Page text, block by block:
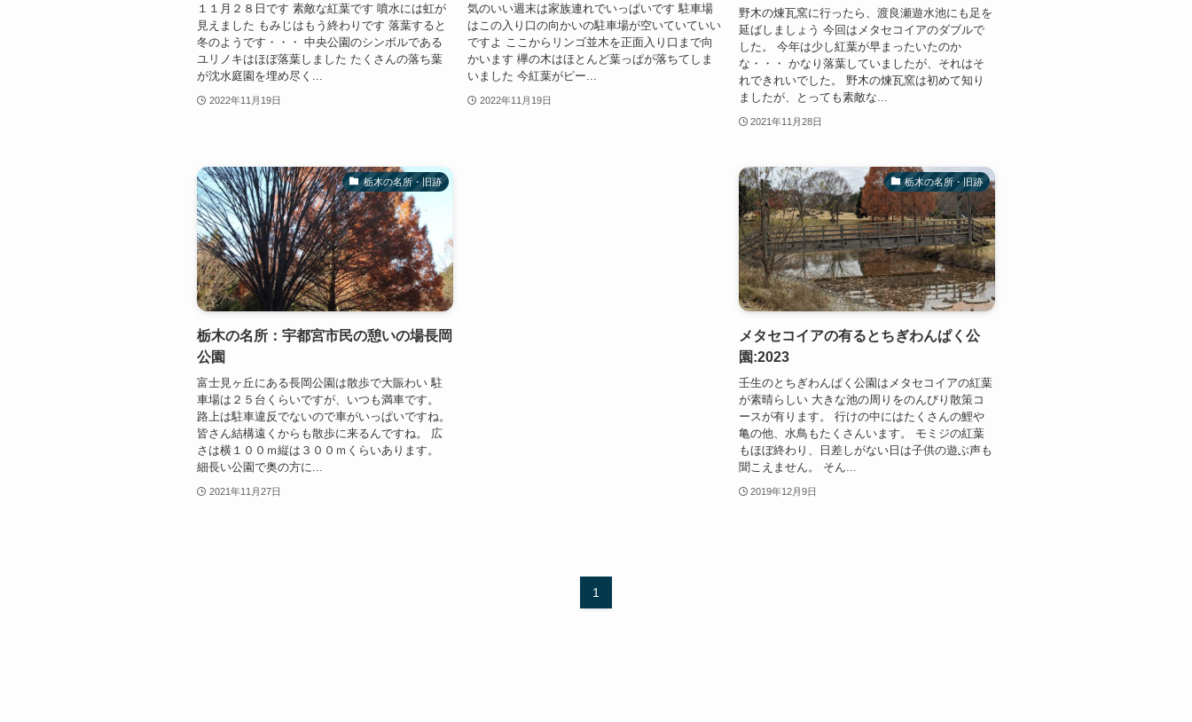
１１月２８日です 素敵な紅葉です 噴水には虹が
見えました もみじはもう終わりです 落葉すると
冬のようです・・・ 中央公園のシンボルである
ユリノキはほぼ落葉しました たくさんの落ち葉
が沈水庭園を埋め尽く...
2022年11月19日
気のいい週末は家族連れでいっぱいです 駐車場
はこの入り口の向かいの駐車場が空いていていい
ですよ ここからリンゴ並木を正面入り口まで向
かいます 欅の木はほとんど葉っぱが落ちてしま
いました 今紅葉がピー...
2022年11月19日
野木の煉瓦窯に行ったら、渡良瀬遊水池にも足を
延ばしましょう 今回はメタセコイアのダブルで
した。 今年は少し紅葉が早まったいたのか
な・・・ かなり落葉していましたが、それはそ
れできれいでした。 野木の煉瓦窯は初めて知り
ましたが、とっても素敵な...
2021年11月28日
栃木の名所・旧跡
栃木の名所：宇都宮市民の憩いの場長岡
公園
富士見ヶ丘にある長岡公園は散歩で大賑わい 駐
車場は２５台くらいですが、いつも満車です。
路上は駐車違反でないので車がいっぱいですね。
皆さん結構遠くからも散歩に来るんですね。 広
さは横１００ｍ縦は３００ｍくらいあります。
細長い公園で奥の方に...
2021年11月27日
栃木の名所・旧跡
メタセコイアの有るとちぎわんぱく公
園:2023
壬生のとちぎわんぱく公園はメタセコイアの紅葉
が素晴らしい 大きな池の周りをのんびり散策コ
ースが有ります。 行けの中にはたくさんの鯉や
亀の他、水鳥もたくさんいます。 モミジの紅葉
もほぼ終わり、日差しがない日は子供の遊ぶ声も
聞こえません。 そん...
2019年12月9日
1